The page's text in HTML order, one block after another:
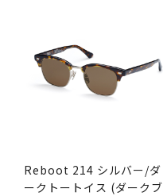
Reboot 214 シルバー/ダ
ークトートイス (ダークブ